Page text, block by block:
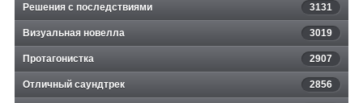
Решения с последствиями 3131
Визуальная новелла 3019
Протагонистка 2907
Отличный саундтрек 2856